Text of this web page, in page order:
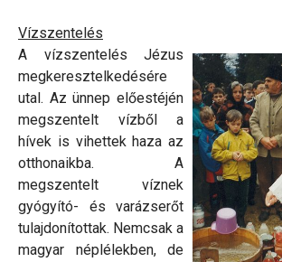
Vízszentelés
A vízszentelés Jézus
megkeresztelkedésére
utal. Az ünnep előestéjén
megszentelt vízből a
hívek is vihettek haza az
otthonaikba. A
megszentelt víznek
gyógyító- és varázserőt
tulajdonítottak. Nemcsak a
magyar néplélekben, de